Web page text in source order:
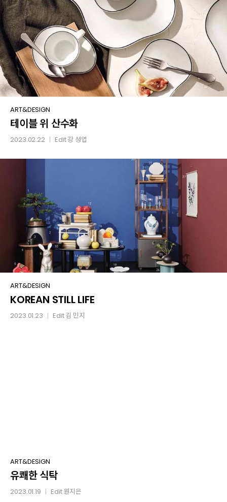
테이블
위
산수화
ART&DESIGN
테이블 위 산수화
2023.02.22 Edit강 성엽
KOREAN
STILL
LIFE
ART&DESIGN
KOREAN STILL LIFE
2023.01.23 Edit김 민지
유쾌한
식탁
ART&DESIGN
유쾌한 식탁
2023.01.19 Edit원지은